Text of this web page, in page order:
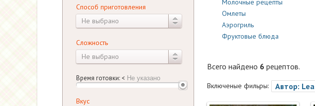
Молочные рецепты
Омлеты
Аэрогриль
Фруктовые блюда
Всего найдено 6 рецептов.
Включеные фильры: Автор: Lea
Способ приготовления
Не выбрано
Сложность
Не выбрано
Время готовки: <
Вкус